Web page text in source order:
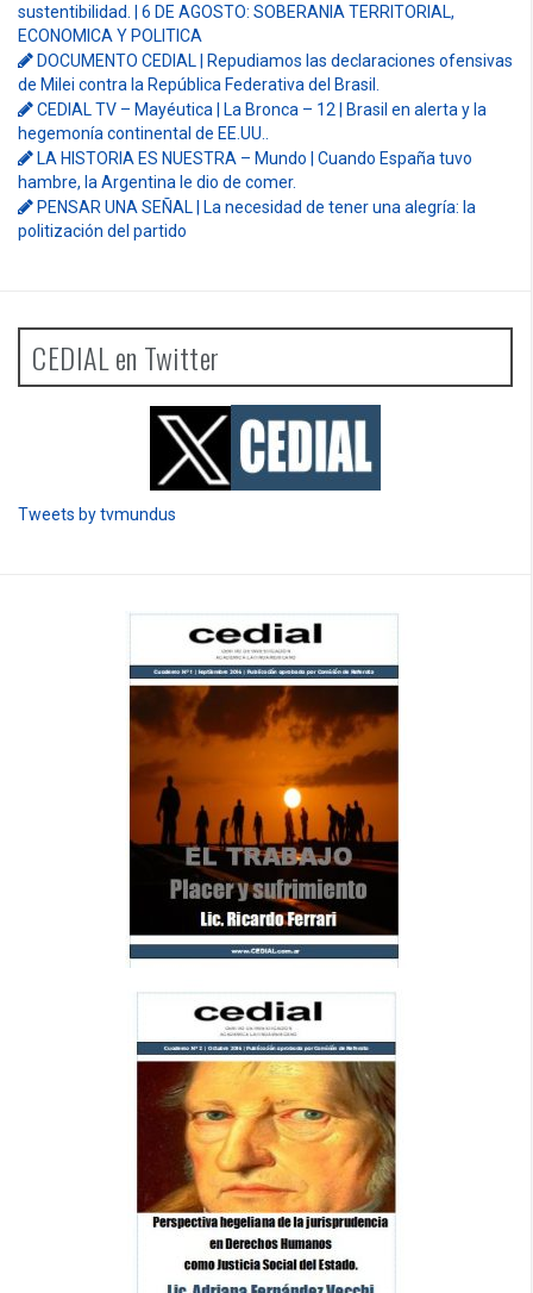
sustentibilidad. | 6 DE AGOSTO: SOBERANIA TERRITORIAL,
ECONOMICA Y POLITICA
DOCUMENTO CEDIAL | Repudiamos las declaraciones ofensivas
de Milei contra la República Federativa del Brasil.
CEDIAL TV – Mayéutica | La Bronca – 12 | Brasil en alerta y la
hegemonía continental de EE.UU..
LA HISTORIA ES NUESTRA – Mundo | Cuando España tuvo
hambre, la Argentina le dio de comer.
PENSAR UNA SEÑAL | La necesidad de tener una alegría: la
politización del partido
CEDIAL en Twitter
Tweets by tvmundus